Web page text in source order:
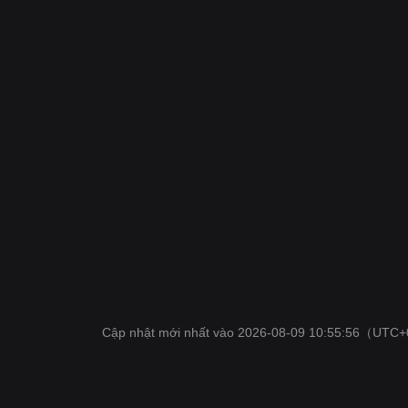
Cập nhật mới nhất vào 2026-08-09 10:55:56 （